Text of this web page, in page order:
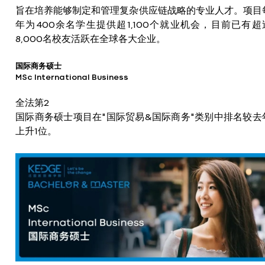
旨在培养能够制定和管理复杂供应链战略的专业人才。项目
年为400余名学生提供超1,100个就业机会，目前已有超
8,000名校友活跃在全球各大企业。
国际商务硕士
MSc International Business
全法第2
国际商务硕士项目在"国际贸易&国际商务"类别中排名较去
上升1位。